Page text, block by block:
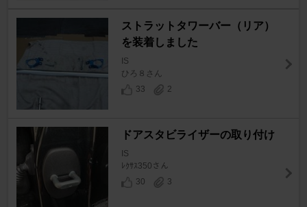
ストラットタワーバー（リア）
を装着しました
IS
ひろ８さん
33
2
ドアスタビライザーの取り付け
IS
ﾚｸｻｽ350さん
30
3